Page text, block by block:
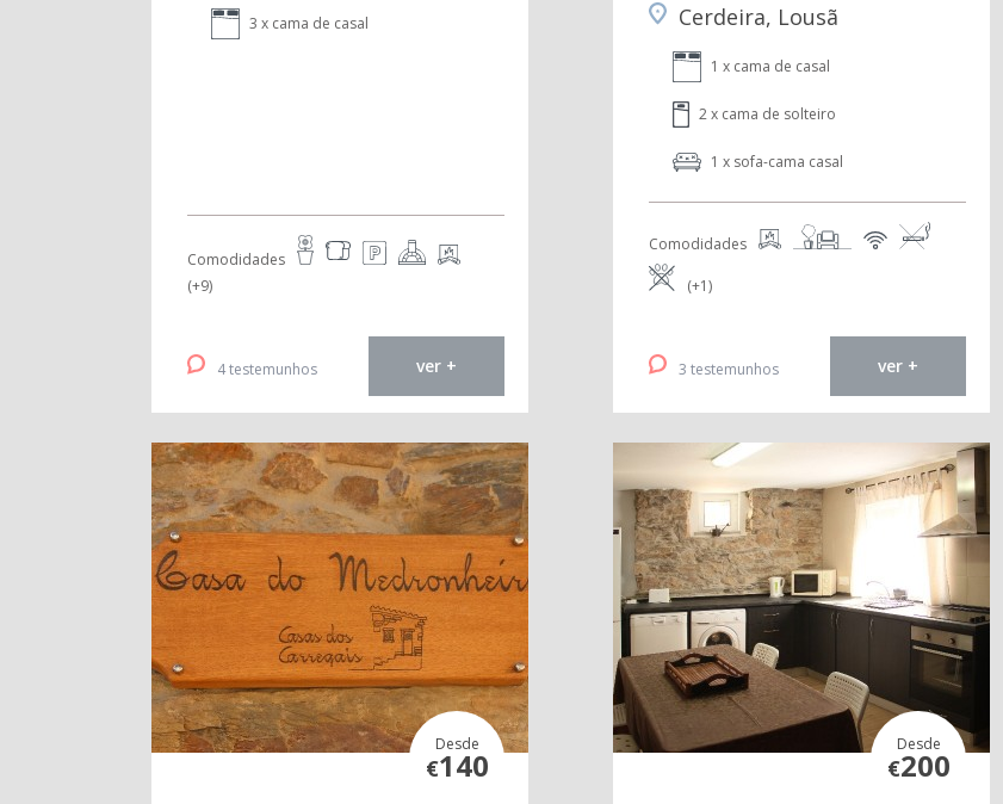
3 x cama de casal
Comodidades
(+9)
4 testemunhos ver +
Cerdeira, Lousã
1 x cama de casal
2 x cama de solteiro
1 x sofa-cama casal
Comodidades
(+1)
3 testemunhos ver +
Desde
€140
Desde
€200